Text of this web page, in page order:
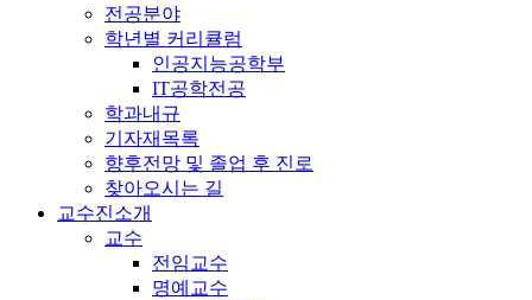
전공분야
학년별 커리큘럼
인공지능공학부
IT공학전공
학과내규
기자재목록
향후전망 및 졸업 후 진로
찾아오시는 길
교수진소개
교수
전임교수
명예교수